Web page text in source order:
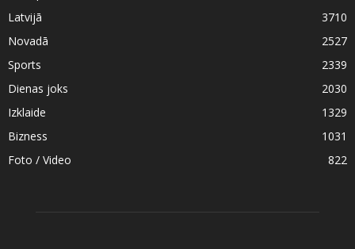
Latvijā
3710
Novadā
2527
Sports
2339
Dienas joks
2030
Izklaide
1329
Bizness
1031
Foto / Video
822